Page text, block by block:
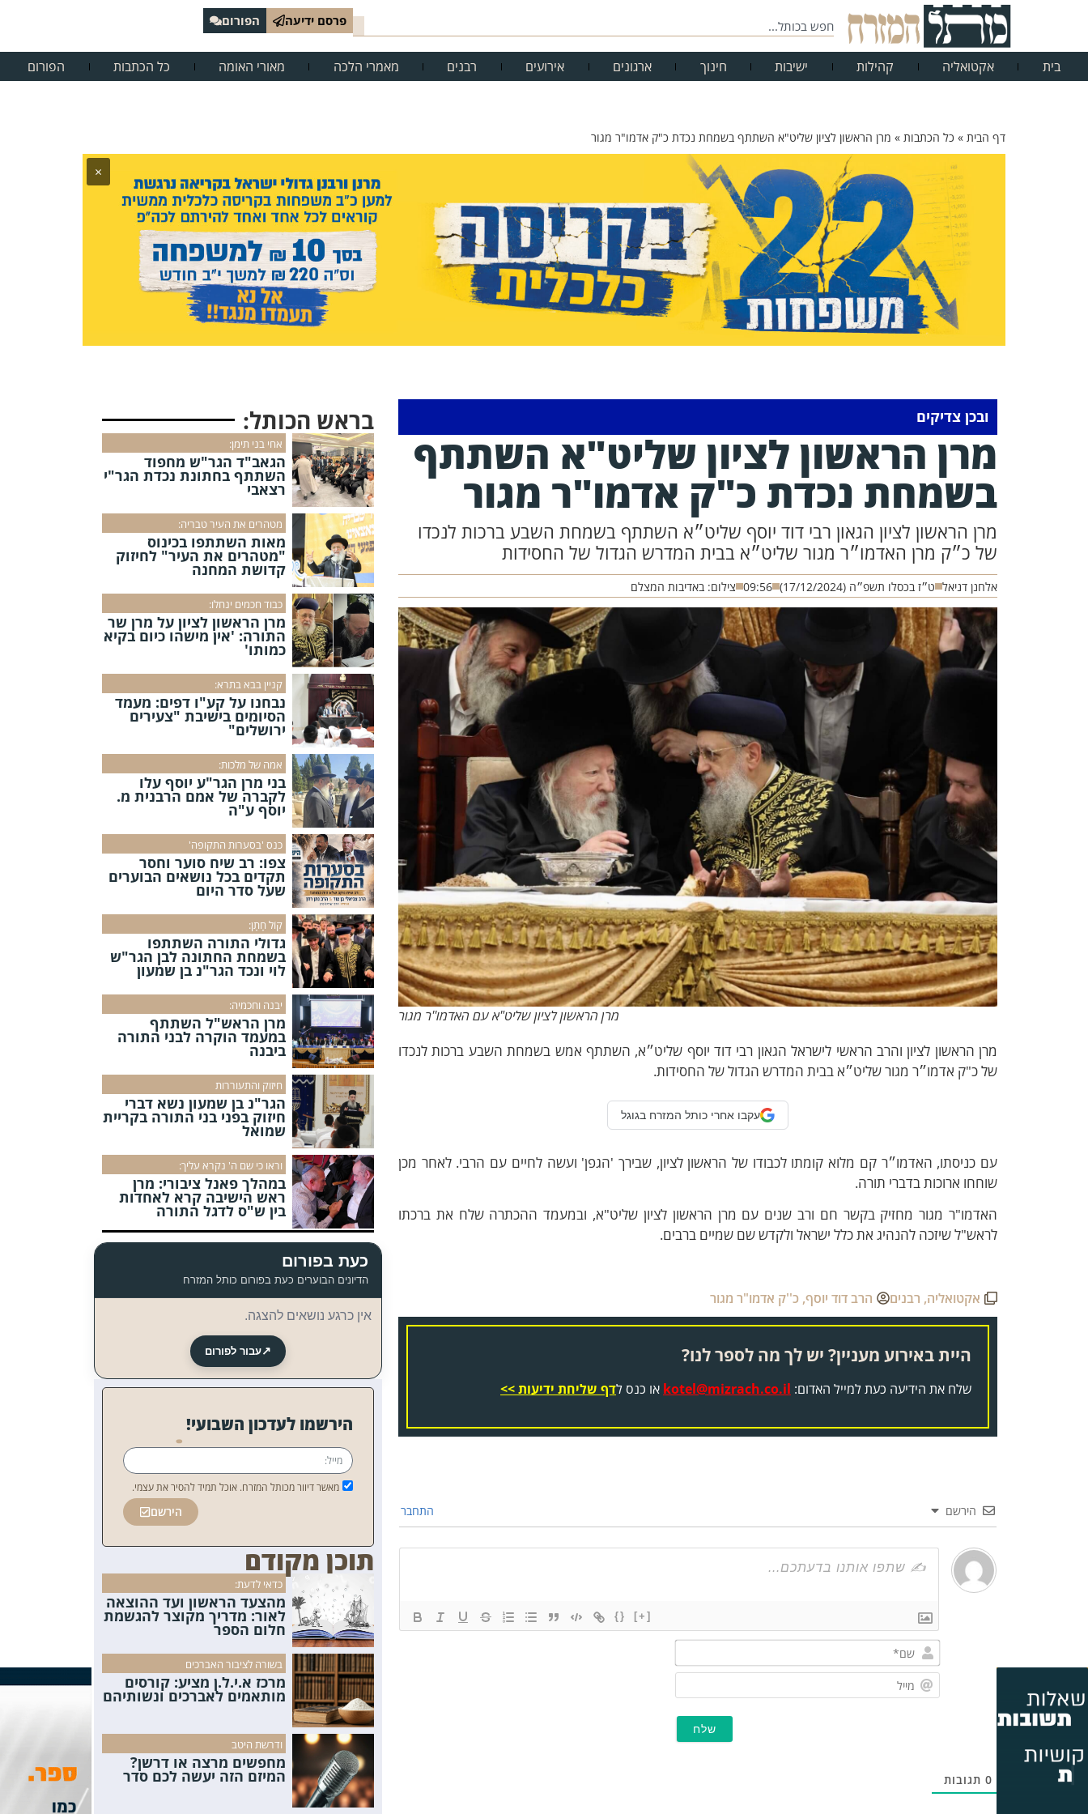
פרסם ידיעה הפורום
בית אקטואליה קהילות ישיבות חינוך ארגונים אירועים רבנים מאמרי הלכה מאורי האומה כל הכתבות הפורום
דף הבית » כל הכתבות » מרן הראשון לציון שליט"א השתתף בשמחת נכדת כ"ק אדמו"ר מגור
×
ובכן צדיקים
מרן הראשון לציון שליט"א השתתף
בשמחת נכדת כ"ק אדמו"ר מגור
מרן הראשון לציון הגאון רבי דוד יוסף שליט״א השתתף בשמחת השבע ברכות לנכדו
של כ״ק מרן האדמו״ר מגור שליט״א בבית המדרש הגדול של החסידות
אלחנן דניאל ט״ז בכסלו תשפ״ה (17/12/2024) 09:56 צילום: באדיבות המצלם
מרן הראשון לציון שליט"א עם האדמו''ר מגור
מרן הראשון לציון והרב הראשי לישראל הגאון רבי דוד יוסף שליט״א, השתתף אמש בשמחת השבע ברכות לנכדו
של כ"ק אדמו״ר מגור שליט״א בבית המדרש הגדול של החסידות.
עקבו אחרי כותל המזרח בגוגל
עם כניסתו, האדמו״ר קם מלוא קומתו לכבודו של הראשון לציון, שבירך 'הגפן' ועשה לחיים עם הרבי. לאחר מכן
שוחחו ארוכות בדברי תורה.
האדמו"ר מגור מחזיק בקשר חם ורב שנים עם מרן הראשון לציון שליט"א, ובמעמד ההכתרה שלח את ברכתו
לראש"ל שיזכה להנהיג את כלל ישראל ולקדש שם שמיים ברבים.
אקטואליה, רבנים הרב דוד יוסף, כ''ק אדמו"ר מגור
היית באירוע מעניין? יש לך מה לספר לנו?
שלח את הידיעה כעת למייל האדום: kotel@mizrach.co.il או כנס לדף שליחת ידיעות >>
הירשם התחבר
{} [+]
0 תגובות
בראש הכותל:
אחי בני תימן:
הגאב"ד הגר"ש מחפוד
השתתף בחתונת נכדת הגר"י
רצאבי
מטהרים את העיר טבריה:
מאות השתתפו בכינוס
"מטהרים את העיר" לחיזוק
קדושת המחנה
כבוד חכמים ינחלו:
מרן הראשון לציון על מרן שר
התורה: 'אין מישהו כיום בקיא
כמותו'
קניין בבא בתרא:
נבחנו על קע"ו דפים: מעמד
הסיומים בישיבת "צעירים
ירושלים"
אמה של מלכות:
בני מרן הגר"ע יוסף עלו
לקברה של אמם הרבנית מ.
יוסף ע"ה
כנס 'בסערות התקופה'
צפו: רב שיח סוער וחסר
תקדים בכל נושאים הבוערים
שעל סדר היום
קוֹל חָתָן:
גדולי התורה השתתפו
בשמחת החתונה לבן הגר"ש
לוי ונכד הגר"נ בן שמעון
יבנה וחכמיה:
מרן הראש"ל השתתף
במעמד הוקרה לבני התורה
ביבנה
חיזוק והתעוררות
הגר"נ בן שמעון נשא דברי
חיזוק בפני בני התורה בקריית
שמואל
וראו כי שם ה' נקרא עליך:
במהלך פאנל ציבורי: מרן
ראש הישיבה קרא לאחדות
בין ש"ס לדגל התורה
כעת בפורום
הדיונים הבוערים כעת בפורום כותל המזרח
אין כרגע נושאים להצגה.
↗עבור לפורום
הירשמו לעדכון השבועי!
מאשר דיוור מכותל המזרח. אוכל תמיד להסיר את עצמי.
הירשם
תוכן מקודם
כדאי לדעת:
מהצעד הראשון ועד ההוצאה
לאור: מדריך מקוצר להגשמת
חלום הספר
בשורה לציבור האברכים
מרכז א.י.ל.ן מציע: קורסים
מותאמים לאברכים ונשותיהם
ודרשת היטב
מחפשים מרצה או דרשן?
המיזם הזה יעשה לכם סדר